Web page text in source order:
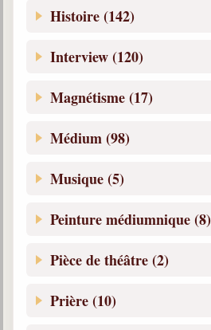
Histoire (142)
Interview (120)
Magnétisme (17)
Médium (98)
Musique (5)
Peinture médiumnique (8)
Pièce de théâtre (2)
Prière (10)